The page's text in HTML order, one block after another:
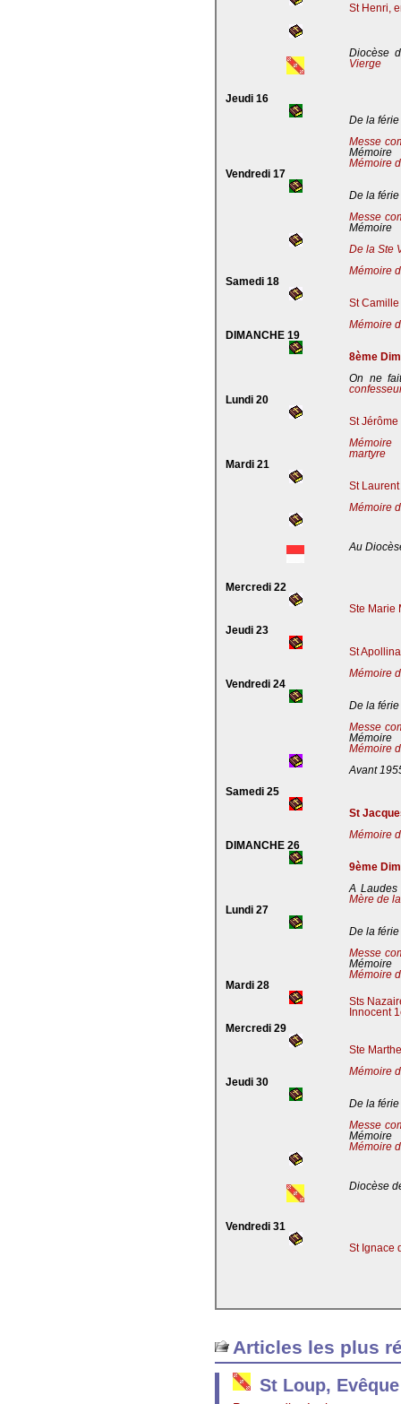
St Henri,
Diocèse
Vierge
Jeudi 16
De la férie
Messe
Mémoire
Mémoire
Vendredi 17
De la férie
Messe
Mémoire
De la Ste
Mémoire
Samedi 18
St
Mémoire
DIMANCHE 19
8ème
On ne
Lundi 20
St
Mémoire
martyre
Mardi 21
St
Mémoire
Au
Mercredi 22
Ste Marie
Jeudi 23
St
Mémoire
Vendredi 24
De la férie
Messe
Mémoire
Mémoire
Avant
Samedi 25
St
Mémoire
DIMANCHE 26
9ème
A
Mère de
Lundi 27
De la férie
Messe
Mémoire
Mémoire
Mardi 28
Sts
Innocent
Mercredi 29
Ste
Mémoire
Jeudi 30
De la férie
Messe
Mémoire
Mémoire
Diocèse
Vendredi 31
St Ignace
Articles les plus
St Loup,